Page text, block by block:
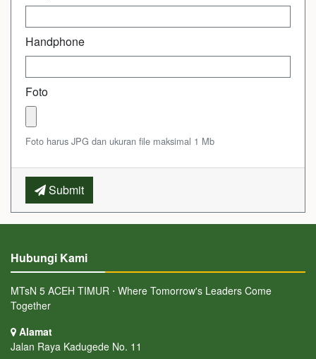
Handphone
Foto
Foto harus JPG dan ukuran file maksimal 1 Mb
Submit
Hubungi Kami
MTsN 5 ACEH TIMUR ⋅ Where Tomorrow's Leaders Come
Together
Alamat
Jalan Raya Kadugede No. 11